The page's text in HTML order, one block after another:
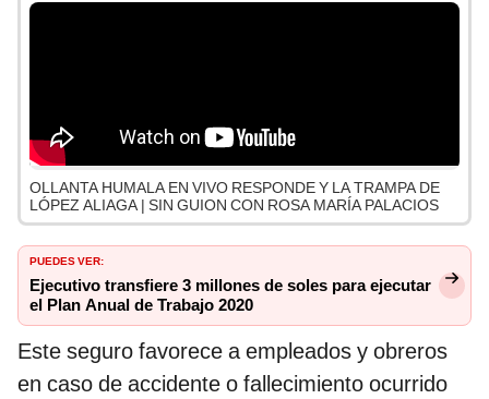
OLLANTA HUMALA EN VIVO RESPONDE Y LA TRAMPA DE
LÓPEZ ALIAGA | SIN GUION CON ROSA MARÍA PALACIOS
PUEDES VER:
Ejecutivo transfiere 3 millones de soles para ejecutar
el Plan Anual de Trabajo 2020
Este seguro favorece a empleados y obreros
en caso de accidente o fallecimiento ocurrido